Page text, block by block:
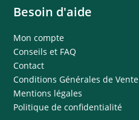
Besoin d'aide
Mon compte
Conseils et FAQ
Contact
Conditions Générales de Vente
Mentions légales
Politique de confidentialité